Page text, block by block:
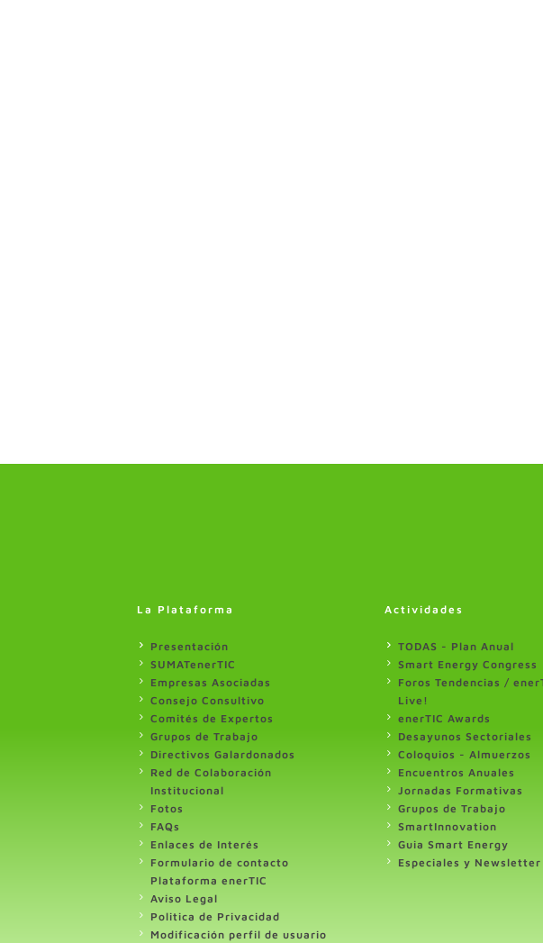
La Plataforma
Presentación
SUMATenerTIC
Empresas Asociadas
Consejo Consultivo
Comités de Expertos
Grupos de Trabajo
Directivos Galardonados
Red de Colaboración
Institucional
Fotos
FAQs
Enlaces de Interés
Formulario de contacto
Plataforma enerTIC
Aviso Legal
Politica de Privacidad
Modificación perfil de usuario
Actividades
TODAS - Plan Anual
Smart Energy Congress
Foros Tendencias /
Live!
enerTIC Awards
Desayunos Sectoriales
Coloquios - Almuerzos
Encuentros Anuales
Jornadas Formativas
Grupos de Trabajo
SmartInnovation
Guia Smart Energy
Especiales y Newsletter